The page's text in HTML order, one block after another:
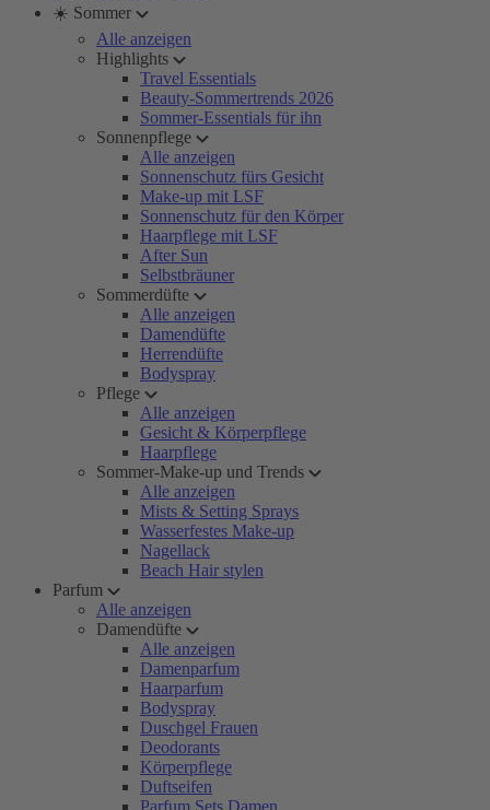
☀️ Sommer
Alle anzeigen
Highlights
Travel Essentials
Beauty-Sommertrends 2026
Sommer-Essentials für ihn
Sonnenpflege
Alle anzeigen
Sonnenschutz fürs Gesicht
Make-up mit LSF
Sonnenschutz für den Körper
Haarpflege mit LSF
After Sun
Selbstbräuner
Sommerdüfte
Alle anzeigen
Damendüfte
Herrendüfte
Bodyspray
Pflege
Alle anzeigen
Gesicht & Körperpflege
Haarpflege
Sommer-Make-up und Trends
Alle anzeigen
Mists & Setting Sprays
Wasserfestes Make-up
Nagellack
Beach Hair stylen
Parfum
Alle anzeigen
Damendüfte
Alle anzeigen
Damenparfum
Haarparfum
Bodyspray
Duschgel Frauen
Deodorants
Körperpflege
Duftseifen
Parfum Sets Damen